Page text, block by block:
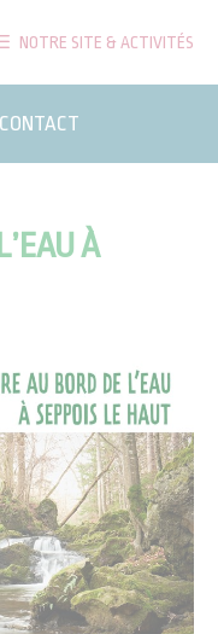
NOTRE SITE & ACTIVITÉS
À